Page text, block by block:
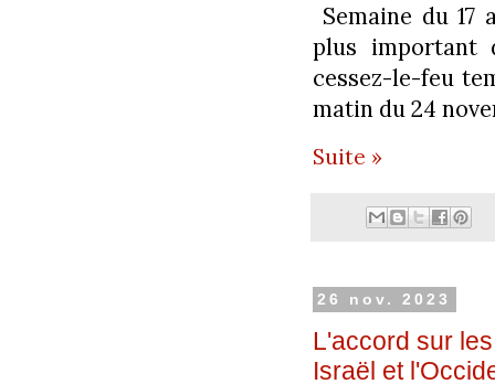
Semaine du 17
plus important
cessez-le-feu
matin du 24
Suite »
26 nov. 2023
L'accord sur
Israël et